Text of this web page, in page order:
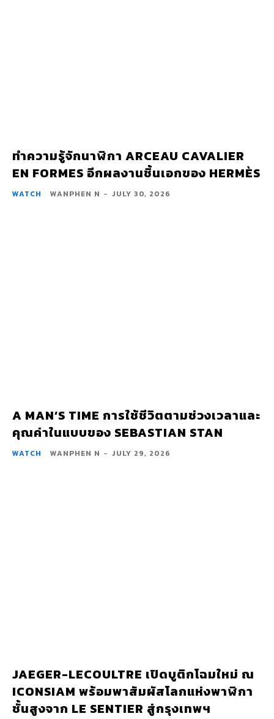
ทำความรู้จักนาฬิกา ARCEAU CAVALIER
EN FORMES อีกผลงานชิ้นเอกของ HERMÈS
WATCH WANPHEN N - JULY 30, 2026
A MAN’S TIME การใช้ชีวิตตามช่วงเวลาและ
คุณค่าในแบบของ SEBASTIAN STAN
WATCH WANPHEN N - JULY 29, 2026
JAEGER-LECOULTRE เปิดบูติกโฉมใหม่ ณ
ICONSIAM พร้อมพาสัมผัสโลกแห่งพาฬิกา
ชั้นสูงจาก LE SENTIER สู่กรุงเทพฯ